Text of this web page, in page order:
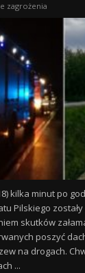
zagrożenia
kilka minut po
Pilskiego
skutków
poszyć
na drogach.
...